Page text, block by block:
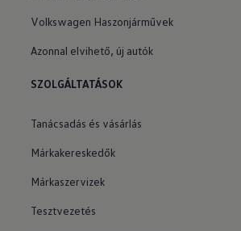
Volkswagen Haszonjárművek
Azonnal elvihető, új autók
SZOLGÁLTATÁSOK
Tanácsadás és vásárlás
Márkakereskedők
Márkaszervizek
Tesztvezetés